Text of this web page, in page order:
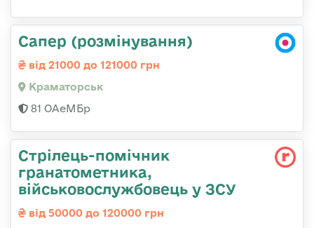
Сапер (розмінування)
від 21000 до 121000 грн
Краматорськ
81 ОАеМБр
Стрілець-помічник
гранатометника,
військовослужбовець у ЗСУ
від 50000 до 120000 грн